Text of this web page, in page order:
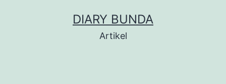
DIARY BUNDA
Artikel